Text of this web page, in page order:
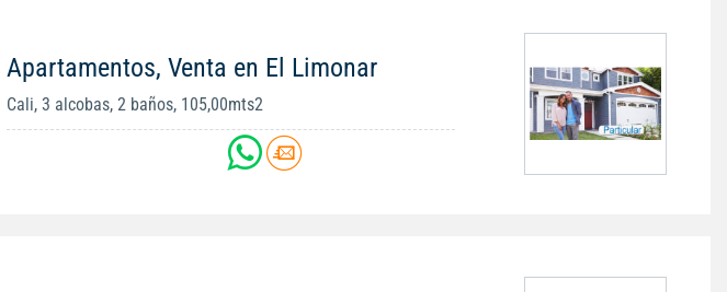
Apartamentos, Venta en El Limonar
Cali, 3 alcobas, 2 baños, 105,00mts2